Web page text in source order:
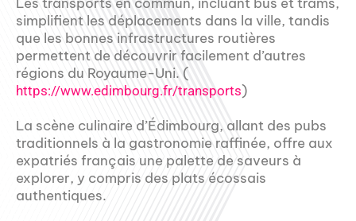
simplifient les déplacements dans la ville, tandis
que les bonnes infrastructures routières
permettent de découvrir facilement d’autres
régions du Royaume-Uni. (
https://www.edimbourg.fr/transports)
La scène culinaire d’Édimbourg, allant des pubs
traditionnels à la gastronomie raffinée, offre aux
expatriés français une palette de saveurs à
explorer, y compris des plats écossais
authentiques.